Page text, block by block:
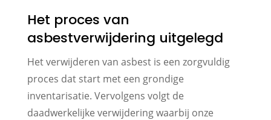
Het proces van
asbestverwijdering uitgelegd
Het verwijderen van asbest is een zorgvuldig
proces dat start met een grondige
inventarisatie. Vervolgens volgt de
daadwerkelijke verwijdering waarbij onze